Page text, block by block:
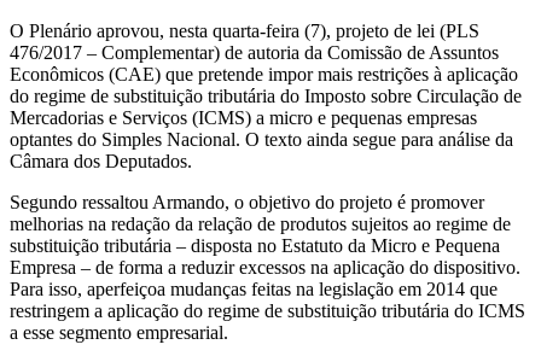
O Plenário aprovou, nesta quarta-feira (7), projeto de lei (PLS
476/2017 – Complementar) de autoria da Comissão de Assuntos
Econômicos (CAE) que pretende impor mais restrições à aplicação
do regime de substituição tributária do Imposto sobre Circulação de
Mercadorias e Serviços (ICMS) a micro e pequenas empresas
optantes do Simples Nacional. O texto ainda segue para análise da
Câmara dos Deputados.
Segundo ressaltou Armando, o objetivo do projeto é promover
melhorias na redação da relação de produtos sujeitos ao regime de
substituição tributária – disposta no Estatuto da Micro e Pequena
Empresa – de forma a reduzir excessos na aplicação do dispositivo.
Para isso, aperfeiçoa mudanças feitas na legislação em 2014 que
restringem a aplicação do regime de substituição tributária do ICMS
a esse segmento empresarial.